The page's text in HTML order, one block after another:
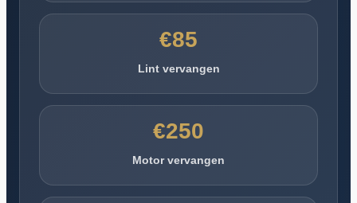
€85
Lint vervangen
€250
Motor vervangen